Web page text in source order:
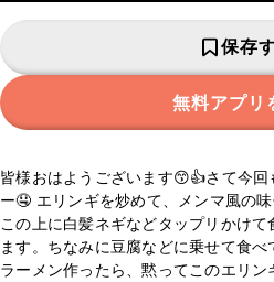
保存
無料アプリ
皆様おはようございます😙👍さて今
ー🤤 エリンギを炒めて、メンマ風の
この上に白髪ネギなどタップリかけ
ます。ちなみに豆腐などに乗せて食
ラーメン作ったら、黙ってこのエリ